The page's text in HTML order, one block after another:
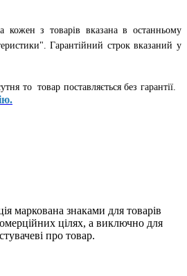
кожен з товарів вказана в останньому
Гарантійний строк вказаний у
то товар поставляється без гарантії.
маркована знаками для товарів
цілях, а виключно для
про товар.